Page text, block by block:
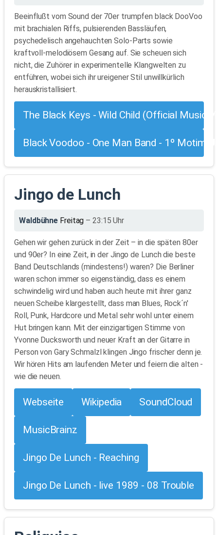
Beeinflußt vom Sound der 70er trumpfen black DooVoo
mit brachialen Riffs, pulsierenden Bassläufen,
psychedelisch angehauchten Solo-Parts sowie
kraftvoll-melodiösem Gesang auf. Sie scheuen sich
nicht, die Zuhörer in experimentelle Klangwelten zu
entführen, wobei sich ihr ureigener Stil unwillkürlich
herauskristallisiert.
The Black Keys - Wild Child (Official Music
Black Voodoo - One Man Band - 1º Motim
Jingo de Lunch
Waldbühne Freitag – 23:15 Uhr
Gehen wir gehen zurück in der Zeit – in die späten 80er
und 90er? In eine Zeit, in der Jingo de Lunch die beste
Band Deutschlands (mindestens!) waren? Die Berliner
waren schon immer so eigenständig, dass es einem
schwindelig wird und haben auch heute mit ihrer ganz
neuen Scheibe klargestellt, dass man Blues, Rock´n'
Roll, Punk, Hardcore und Metal sehr wohl unter einem
Hut bringen kann. Mit der einzigartigen Stimme von
Yvonne Ducksworth und neuer Kraft an der Gitarre in
Person von Gary Schmalzl klingen Jingo frischer denn je.
Wir hören Hits am laufenden Meter und feiern die alten -
wie die neuen.
Webseite Wikipedia SoundCloud
MusicBrainz
Jingo De Lunch - Reaching
Jingo De Lunch - live 1989 - 08 Trouble